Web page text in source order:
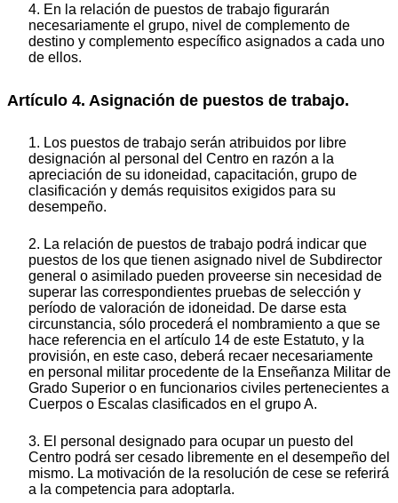
4. En la relación de puestos de trabajo figurarán
necesariamente el grupo, nivel de complemento de
destino y complemento específico asignados a cada uno
de ellos.
Artículo 4. Asignación de puestos de trabajo.
1. Los puestos de trabajo serán atribuidos por libre
designación al personal del Centro en razón a la
apreciación de su idoneidad, capacitación, grupo de
clasificación y demás requisitos exigidos para su
desempeño.
2. La relación de puestos de trabajo podrá indicar que
puestos de los que tienen asignado nivel de Subdirector
general o asimilado pueden proveerse sin necesidad de
superar las correspondientes pruebas de selección y
período de valoración de idoneidad. De darse esta
circunstancia, sólo procederá el nombramiento a que se
hace referencia en el artículo 14 de este Estatuto, y la
provisión, en este caso, deberá recaer necesariamente
en personal militar procedente de la Enseñanza Militar de
Grado Superior o en funcionarios civiles pertenecientes a
Cuerpos o Escalas clasificados en el grupo A.
3. El personal designado para ocupar un puesto del
Centro podrá ser cesado libremente en el desempeño del
mismo. La motivación de la resolución de cese se referirá
a la competencia para adoptarla.